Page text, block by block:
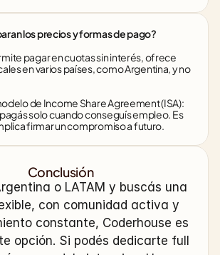
los precios y formas de pago?
pagar en cuotas sin interés, ofrece
en varios países, como Argentina, y no
de Income Share Agreement (ISA):
solo cuando conseguís empleo. Es
firmar un compromiso a futuro.
Conclusión
o LATAM y buscás una
con comunidad activa y
constante, Coderhouse es
opción. Si podés dedicarte full